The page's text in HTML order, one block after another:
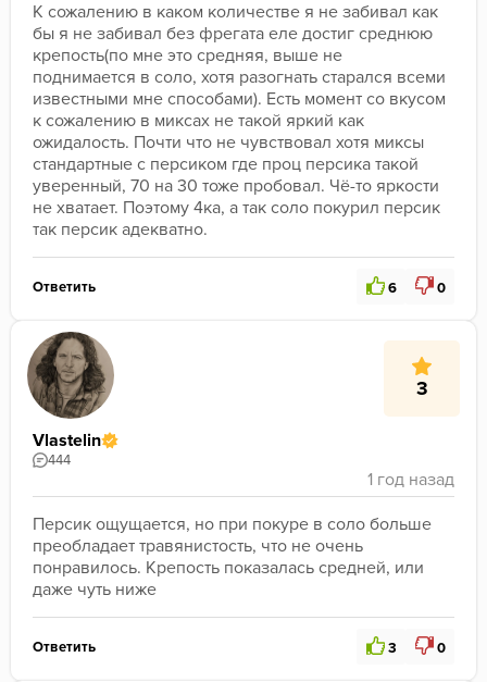
К сожалению в каком количестве я не забивал как
бы я не забивал без фрегата еле достиг среднюю
крепость(по мне это средняя, выше не
поднимается в соло, хотя разогнать старался всеми
известными мне способами). Есть момент со вкусом
к сожалению в миксах не такой яркий как
ожидалость. Почти что не чувствовал хотя миксы
стандартные с персиком где проц персика такой
уверенный, 70 на 30 тоже пробовал. Чё-то яркости
не хватает. Поэтому 4ка, а так соло покурил персик
так персик адекватно.
Ответить 6 0
3
Vlastelin
444
Персик ощущается, но при покуре в соло больше
преобладает травянистость, что не очень
понравилось. Крепость показалась средней, или
даже чуть ниже
Ответить 3 0